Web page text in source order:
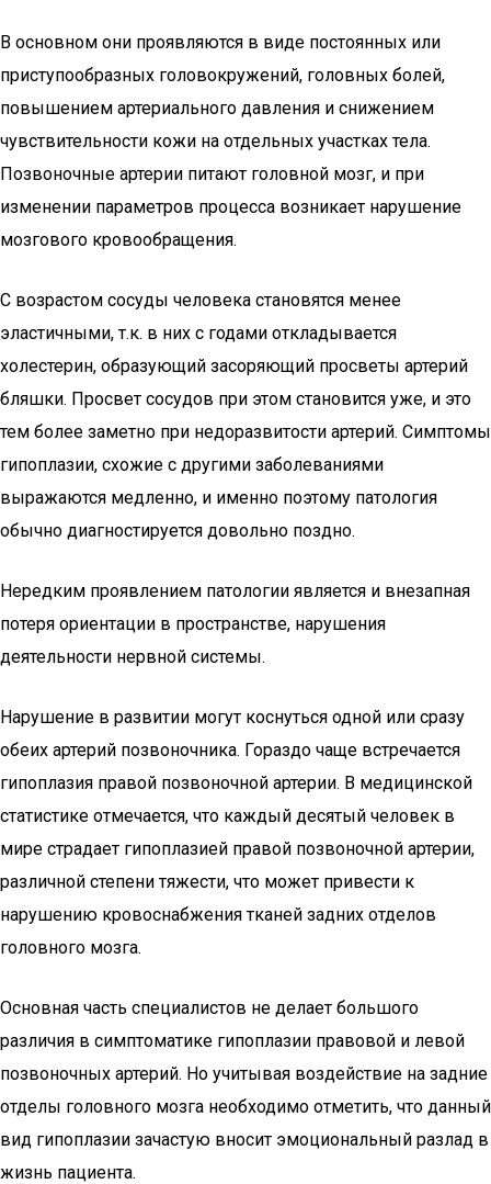
В основном они проявляются в виде постоянных или
приступообразных головокружений, головных болей,
повышением артериального давления и снижением
чувствительности кожи на отдельных участках тела.
Позвоночные артерии питают головной мозг, и при
изменении параметров процесса возникает нарушение
мозгового кровообращения.
С возрастом сосуды человека становятся менее
эластичными, т.к. в них с годами откладывается
холестерин, образующий засоряющий просветы артерий
бляшки. Просвет сосудов при этом становится уже, и это
тем более заметно при недоразвитости артерий. Симптомы
гипоплазии, схожие с другими заболеваниями
выражаются медленно, и именно поэтому патология
обычно диагностируется довольно поздно.
Нередким проявлением патологии является и внезапная
потеря ориентации в пространстве, нарушения
деятельности нервной системы.
Нарушение в развитии могут коснуться одной или сразу
обеих артерий позвоночника. Гораздо чаще встречается
гипоплазия правой позвоночной артерии. В медицинской
статистике отмечается, что каждый десятый человек в
мире страдает гипоплазией правой позвоночной артерии,
различной степени тяжести, что может привести к
нарушению кровоснабжения тканей задних отделов
головного мозга.
Основная часть специалистов не делает большого
различия в симптоматике гипоплазии правовой и левой
позвоночных артерий. Но учитывая воздействие на задние
отделы головного мозга необходимо отметить, что данный
вид гипоплазии зачастую вносит эмоциональный разлад в
жизнь пациента.